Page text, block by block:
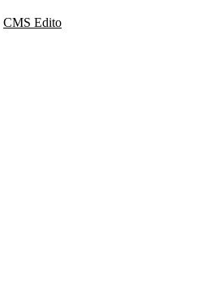
CMS Edito